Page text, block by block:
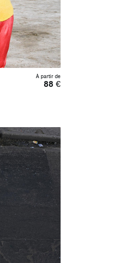
À partir de
88€